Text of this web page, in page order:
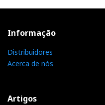
Informação
Distribuidores
Acerca de nós
Artigos